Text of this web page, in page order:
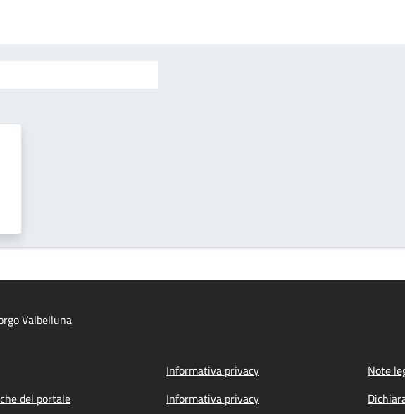
Valbelluna
Informativa privacy
Note
del portale Informativa privacy